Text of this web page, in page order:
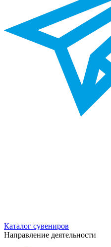
Каталог сувениров
Направление деятельности